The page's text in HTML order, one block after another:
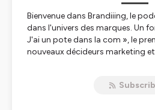
Bienvenue dans Brandiiing, le
dans l'univers des marques. Un
J'ai un pote dans la com », le
nouveaux décideurs marketing
grandes marques pour découvrir